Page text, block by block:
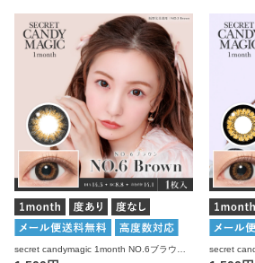
secret candymagic 1month NO.6ブラウン 度あり 度なし 1枚入り×2箱 計2枚 シークレットキャンディーマジック カラコン